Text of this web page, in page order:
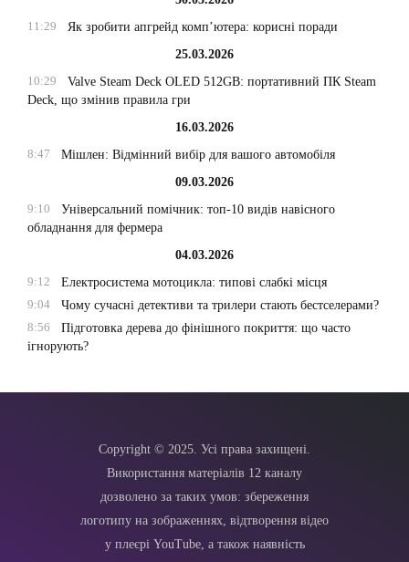
11:29
Як зробити апгрейд комп’ютера: корисні поради
25.03.2026
10:29
Valve Steam Deck OLED 512GB: портативний ПК Steam
Deck, що змінив правила гри
16.03.2026
8:47
Мішлен: Відмінний вибір для вашого автомобіля
09.03.2026
9:10
Універсальний помічник: топ-10 видів навісного
обладнання для фермера
04.03.2026
9:12
Електросистема мотоцикла: типові слабкі місця
9:04
Чому сучасні детективи та трилери стають бестселерами?
8:56
Підготовка дерева до фінішного покриття: що часто
ігнорують?
Copyright © 2025. Усі права захищені.
Використання матеріалів 12 каналу
дозволено за таких умов: збереження
логотипу на зображеннях, відтворення відео
у плеєрі YouTube, а також наявність